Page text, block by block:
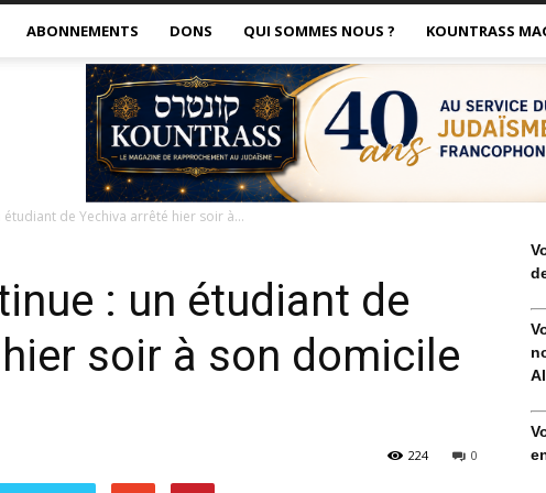
ABONNEMENTS DONS QUI SOMMES NOUS ? KOUNTRASS
étudiant de Yechiva arrêté hier soir à...
: un étudiant de
soir à son domicile
0
224